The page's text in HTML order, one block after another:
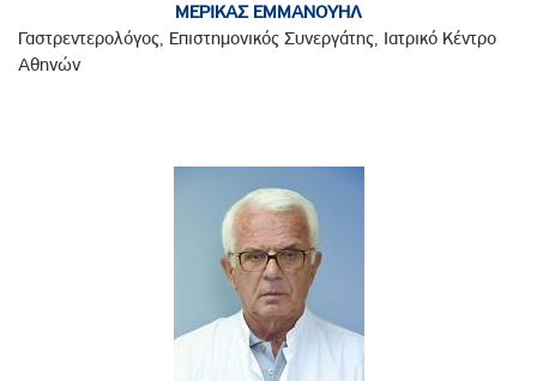
ΜΕΡΙΚΑΣ ΕΜΜΑΝΟΥΗΛ
Γαστρεντερολόγος, Επιστημονικός Συνεργάτης, Ιατρικό Κέντρο
Αθηνών